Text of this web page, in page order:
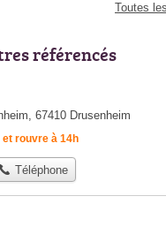
Toutes
référencés
67410 Drusenheim
rouvre à 14h
Téléphone